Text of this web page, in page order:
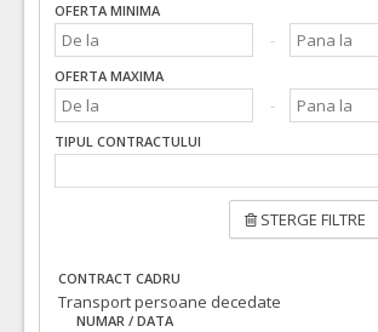
OFERTA MINIMA
OFERTA MAXIMA
TIPUL CONTRACTULUI
STERGE FILTRE
CONTRACT CADRU
Transport persoane decedate
NUMAR / DATA